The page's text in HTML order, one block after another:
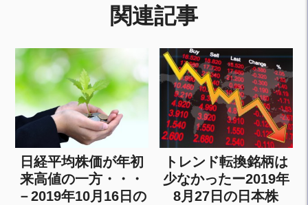
関連記事
日経平均株価が年初
来高値の一方・・・
－2019年10月16日の
トレンド転換銘柄は
少なかったー2019年
8月27日の日本株